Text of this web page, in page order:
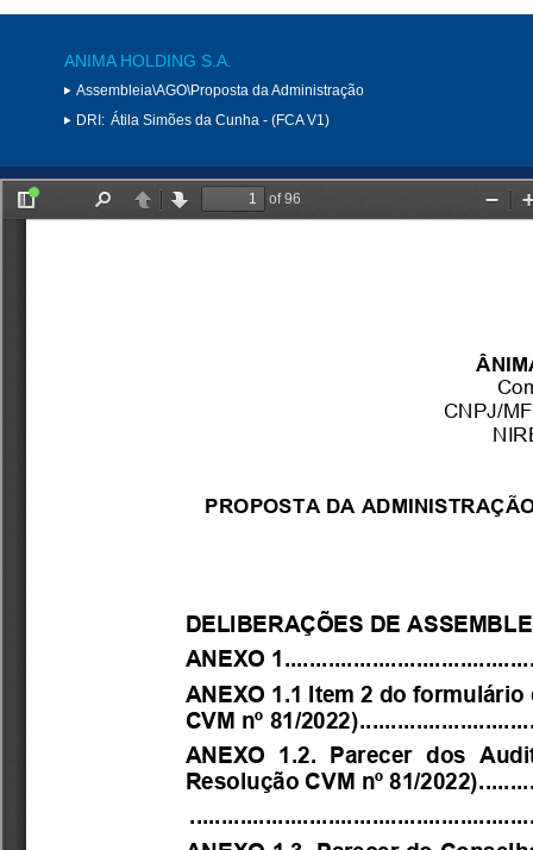
ANIMA HOLDING S.A.
Assembleia\AGO\Proposta da Administração
DRI: Átila Simões da Cunha - (FCA V1)